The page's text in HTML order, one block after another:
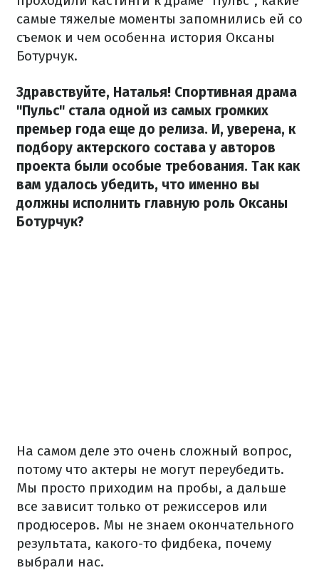
самые тяжелые моменты запомнились ей со
съемок и чем особенна история Оксаны
Ботурчук.
Здравствуйте, Наталья! Спортивная драма
"Пульс" стала одной из самых громких
премьер года еще до релиза. И, уверена, к
подбору актерского состава у авторов
проекта были особые требования. Так как
вам удалось убедить, что именно вы
должны исполнить главную роль Оксаны
Ботурчук?
На самом деле это очень сложный вопрос,
потому что актеры не могут переубедить.
Мы просто приходим на пробы, а дальше
все зависит только от режиссеров или
продюсеров. Мы не знаем окончательного
результата, какого-то фидбека, почему
выбрали нас.